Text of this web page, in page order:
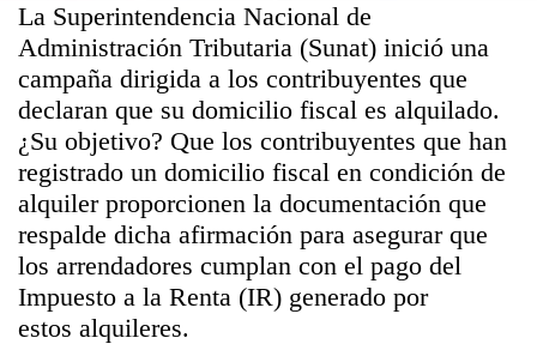
La Superintendencia Nacional de
Administración Tributaria (Sunat) inició una
campaña dirigida a los contribuyentes que
declaran que su domicilio fiscal es alquilado.
¿Su objetivo? Que los contribuyentes que han
registrado un domicilio fiscal en condición de
alquiler proporcionen la documentación que
respalde dicha afirmación para asegurar que
los arrendadores cumplan con el pago del
Impuesto a la Renta (IR) generado por
estos alquileres.